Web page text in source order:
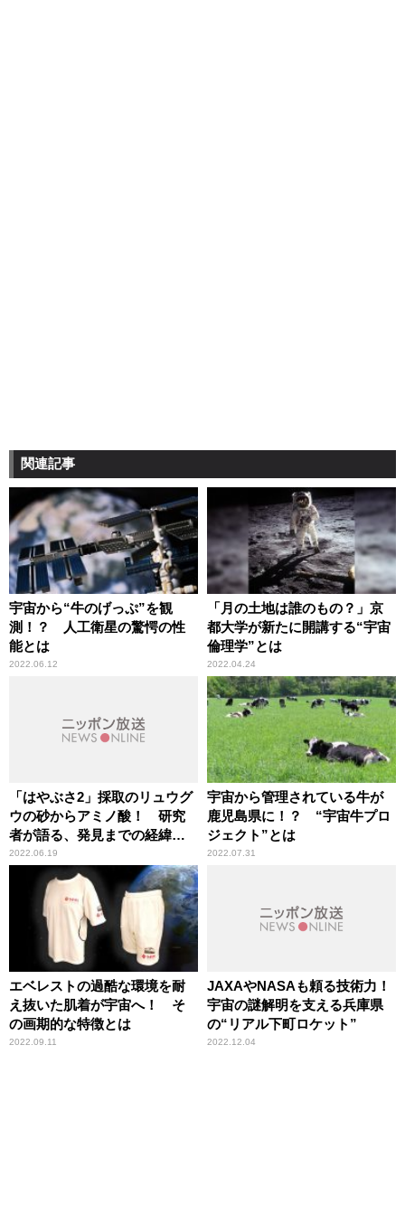
関連記事
宇宙から“牛のげっぷ”を観
測！？ 人工衛星の驚愕の性
能とは
2022.06.12
「月の土地は誰のもの？」京
都大学が新たに開講する“宇宙
倫理学”とは
2022.04.24
「はやぶさ2」採取のリュウグ
ウの砂からアミノ酸！ 研究
者が語る、発見までの経緯と
その重要性
2022.06.19
宇宙から管理されている牛が
鹿児島県に！？ “宇宙牛プロ
ジェクト”とは
2022.07.31
エベレストの過酷な環境を耐
え抜いた肌着が宇宙へ！ そ
の画期的な特徴とは
2022.09.11
JAXAやNASAも頼る技術力！
宇宙の謎解明を支える兵庫県
の“リアル下町ロケット”
2022.12.04